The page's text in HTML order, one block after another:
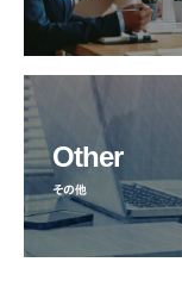
Other
その他